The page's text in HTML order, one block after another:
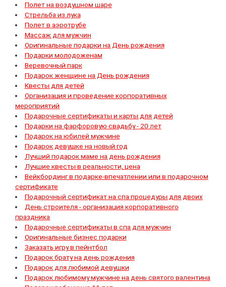
Полет на воздушном шаре
Стрельба из лука
Полет в аэротрубе
Массаж для мужчин
Оригинальные подарки на День рождения
Подарки молодоженам
Веревочный парк
Подарок женщине на День рождения
Квесты для детей
Организация и проведение корпоративных
мероприятий
Подарочные сертификаты и карты для детей
Подарки на фарфоровую свадьбу - 20 лет
Подарок на юбилей мужчине
Подарок девушке на новый год
Лучший подарок маме на день рождения
Лучшие квесты в реальности, цена
Вейкбординг в подарке-впечатлении или в подарочном
сертификате
Подарочный сертификат на спа процедуры для двоих
День строителя - организация корпоративного
праздника
Подарочные сертификаты в спа для мужчин
Оригинальные бизнес подарки
Заказать игру в пейнтбол
Подарок брату на день рождения
Подарок для любимой девушки
Подарок любимому мужчине на день святого валентина